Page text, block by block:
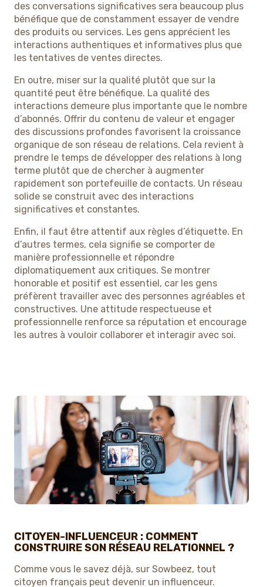
des conversations significatives sera beaucoup plus
bénéfique que de constamment essayer de vendre
des produits ou services. Les gens apprécient les
interactions authentiques et informatives plus que
les tentatives de ventes directes.
En outre, miser sur la qualité plutôt que sur la
quantité peut être bénéfique. La qualité des
interactions demeure plus importante que le nombre
d’abonnés. Offrir du contenu de valeur et engager
des discussions profondes favorisent la croissance
organique de son réseau de relations. Cela revient à
prendre le temps de développer des relations à long
terme plutôt que de chercher à augmenter
rapidement son portefeuille de contacts. Un réseau
solide se construit avec des interactions
significatives et constantes.
Enfin, il faut être attentif aux règles d’étiquette. En
d’autres termes, cela signifie se comporter de
manière professionnelle et répondre
diplomatiquement aux critiques. Se montrer
honorable et positif est essentiel, car les gens
préfèrent travailler avec des personnes agréables et
constructives. Une attitude respectueuse et
professionnelle renforce sa réputation et encourage
les autres à vouloir collaborer et interagir avec soi.
CITOYEN-INFLUENCEUR : COMMENT
CONSTRUIRE SON RÉSEAU RELATIONNEL ?
Comme vous le savez déjà, sur Sowbeez, tout
citoyen français peut devenir un influenceur.